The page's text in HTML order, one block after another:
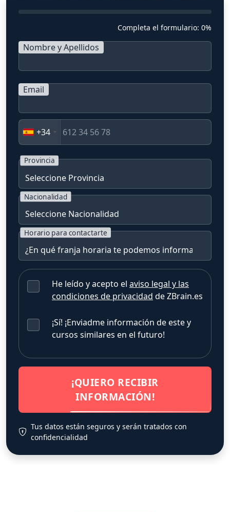
Completa el formulario: 0%
Nombre y Apellidos
Email
+34
Provincia
Nacionalidad
Horario para contactarte
He leído y acepto el aviso legal y las
condiciones de privacidad de ZBrain.es
¡Sí! ¡Enviadme información de este y
cursos similares en el futuro!
¡QUIERO RECIBIR
INFORMACIÓN!
Tus datos están seguros y serán tratados con
confidencialidad